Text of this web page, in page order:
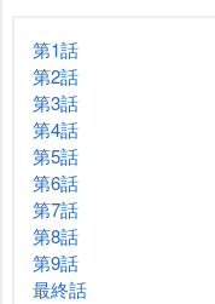
第1話
第2話
第3話
第4話
第5話
第6話
第7話
第8話
第9話
最終話